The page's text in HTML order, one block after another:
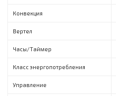
Конвекция
Вертел
Часы/Таймер
Класс энергопотребления
Управление